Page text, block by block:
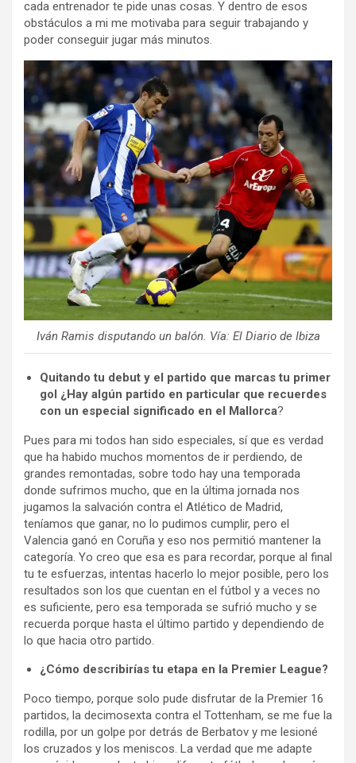
cada entrenador te pide unas cosas. Y dentro de esos
obstáculos a mi me motivaba para seguir trabajando y
poder conseguir jugar más minutos.
Iván Ramis disputando un balón. Vía: El Diario de Ibiza
Quitando tu debut y el partido que marcas tu primer
gol ¿Hay algún partido en particular que recuerdes
con un especial significado en el Mallorca?
Pues para mi todos han sido especiales, sí que es verdad
que ha habido muchos momentos de ir perdiendo, de
grandes remontadas, sobre todo hay una temporada
donde sufrimos mucho, que en la última jornada nos
jugamos la salvación contra el Atlético de Madrid,
teníamos que ganar, no lo pudimos cumplir, pero el
Valencia ganó en Coruña y eso nos permitió mantener la
categoría. Yo creo que esa es para recordar, porque al final
tu te esfuerzas, intentas hacerlo lo mejor posible, pero los
resultados son los que cuentan en el fútbol y a veces no
es suficiente, pero esa temporada se sufrió mucho y se
recuerda porque hasta el último partido y dependiendo de
lo que hacia otro partido.
¿Cómo describirías tu etapa en la Premier League?
Poco tiempo, porque solo pude disfrutar de la Premier 16
partidos, la decimosexta contra el Tottenham, se me fue la
rodilla, por un golpe por detrás de Berbatov y me lesioné
los cruzados y los meniscos. La verdad que me adapte